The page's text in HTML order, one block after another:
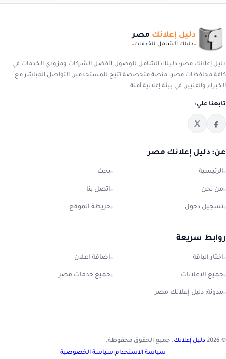
دليل إعلانك مصر
دليلك الشامل للخدمات
دليل إعلانك مصر: دليلك الشامل للوصول لأفضل الشركات ومزودي الخدمات في
كافة محافظات مصر. منصة متخصصة تتيح للمستخدمين التواصل المباشر مع
الخبراء والفنيين في بيئة إعلانية آمنة.
تابعنا علي:
عن: دليل إعلانك مصر
الرئيسية بحث
من نحن اتصل بنا
تسجيل دخول خريطة الموقع
روابط سريعة
اختار الباقة اضافة اعلان
جميع الاعلانات جميع خدمات مصر
مدونة: دليل إعلانك مصر
© 2026 دليل إعلانك. جميع الحقوق محفوظة.
سياسة الاستخدام سياسة الخصوصية